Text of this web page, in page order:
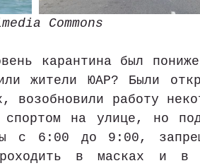
Commons
карантина был
жители ЮАР? Были
возобновили работу
спортом на улице, но
с 6:00 до 9:00,
в масках и